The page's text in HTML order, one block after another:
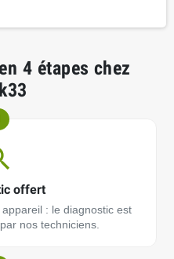
4 étapes chez
offert
: le diagnostic est
nos techniciens.